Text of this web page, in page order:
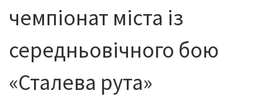
чемпіонат міста із
середньовічного бою
«Сталева рута»